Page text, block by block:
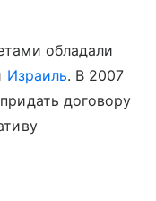
обладали
Израиль. В 2007
договору